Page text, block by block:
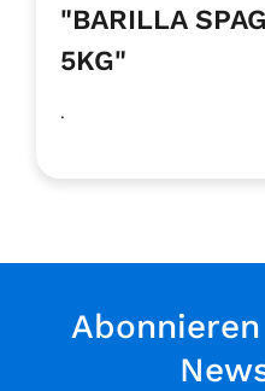
"BARILLA
5KG"
.